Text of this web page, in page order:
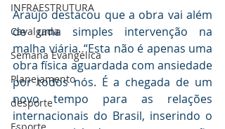
INFRAESTRUTURA
Cavalgada
Semana Evangélica
Planejamento
desporte
Araújo destacou que a obra vai além
de uma simples intervenção na
malha viária. “Esta não é apenas uma
obra física aguardada com ansiedade
por todos nós. É a chegada de um
novo tempo para as relações
internacionais do Brasil, inserindo o